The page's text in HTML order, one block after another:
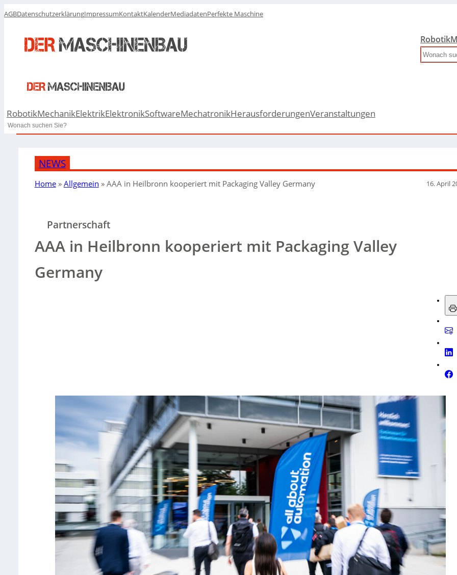
AGBDatenschutzerklärungImpressumKontaktKalenderMediadatenPerfekte Maschine
Robotik
Search
RobotikMechanikElektrikElektronikSoftwareMechatronikHerausforderungenVeranstaltungen
Search
NEWS
Home» Allgemein » AAA in Heilbronn kooperiert mit Packaging Valley Germany 16. April
Partnerschaft
AAA in Heilbronn kooperiert mit Packaging Valley
Germany